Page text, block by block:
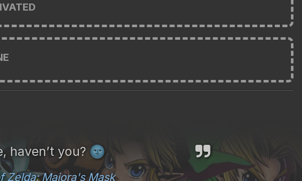
haven’t you? 🌚
Zelda: Majora's Mask